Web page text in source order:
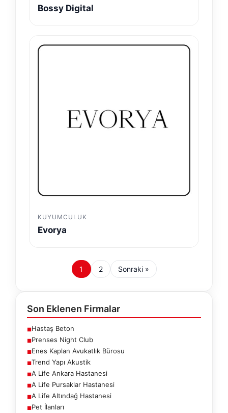
Bossy Digital
KUYUMCULUK
Evorya
1 2 Sonraki »
Son Eklenen Firmalar
■Hastaş Beton
■Prenses Night Club
■Enes Kaplan Avukatlık Bürosu
■Trend Yapı Akustik
■A Life Ankara Hastanesi
■A Life Pursaklar Hastanesi
■A Life Altındağ Hastanesi
■Pet İlanları